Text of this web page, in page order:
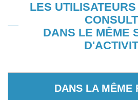
LES
DANS LE MÊME
DANS LA MÊME